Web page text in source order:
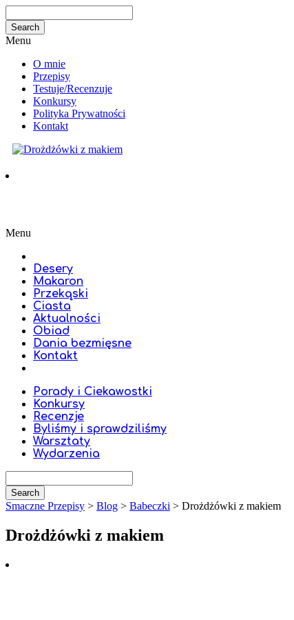
Menu
O mnie
Przepisy
Testuje/Recenzuje
Konkursy
Polityka Prywatności
Kontakt
Menu
Desery
Makaron
Przekąski
Ciasta
Aktualności
Obiad
Dania bezmięsne
Kontakt
Porady i Ciekawostki
Konkursy
Recenzje
Byliśmy i sprawdziliśmy
Warsztaty
Wydarzenia
Smaczne Przepisy > Blog > Babeczki > Drożdżówki z makiem
Drożdżówki z makiem